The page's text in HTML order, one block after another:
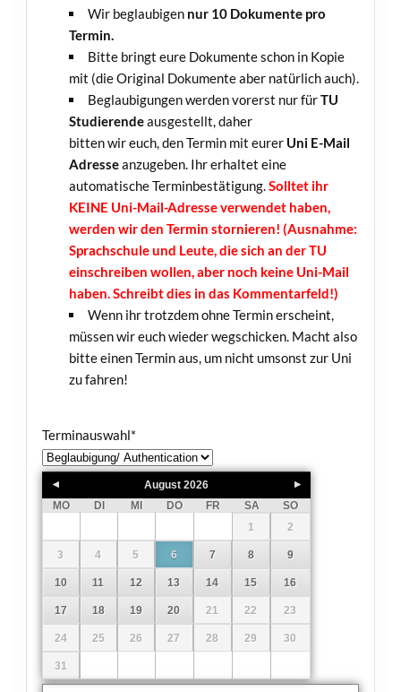
Wir beglaubigen nur 10 Dokumente pro
Termin.
Bitte bringt eure Dokumente schon in Kopie
mit (die Original Dokumente aber natürlich auch).
Beglaubigungen werden vorerst nur fürTU
Studierendeausgestellt, daher
bitten wir euch, den Termin mit eurer Uni E-Mail
Adresseanzugeben. Ihr erhaltet eine
automatische Terminbestätigung.Solltet ihr
KEINE Uni-Mail-Adresse verwendet haben,
werden wir den Termin stornieren! (Ausnahme:
Sprachschule und Leute, die sich an der TU
einschreiben wollen, aber noch keine Uni-Mail
haben. Schreibt dies in das Kommentarfeld!)
Wenn ihr trotzdem ohne Termin erscheint,
müssen wir euch wieder wegschicken. Macht also
bitte einen Termin aus, um nicht umsonst zur Uni
zu fahren!
Terminauswahl*
August 2026
MO
DI MI DO FR SA
SO
1
2
3 4 5 6 7 8 9
10 11 12 13 14 15 16
17 18 19 20 21 22 23
24 25 26 27 28 29 30
31